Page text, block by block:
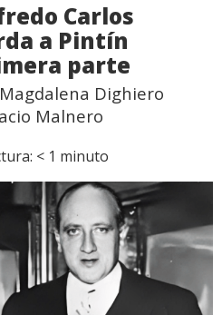
Carlos
a Pintín
parte
Dighiero
Malnero
< 1 minuto